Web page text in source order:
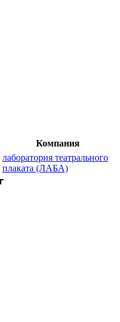
Компания
лаборатория театрального
плаката (ЛАБА)